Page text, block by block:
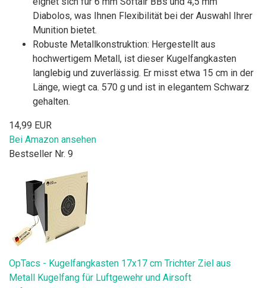
Diabolos, was Ihnen Flexibilität bei der Auswahl Ihrer
Munition bietet.
Robuste Metallkonstruktion: Hergestellt aus
hochwertigem Metall, ist dieser Kugelfangkasten
langlebig und zuverlässig. Er misst etwa 15 cm in der
Länge, wiegt ca. 570 g und ist in elegantem Schwarz
gehalten.
14,99 EUR
Bei Amazon ansehen
Bestseller Nr. 9
OpTacs - Kugelfangkasten 17x17 cm Trichter Ziel aus
Metall Kugelfang für Luftgewehr und Airsoft